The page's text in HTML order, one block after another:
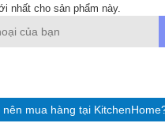
nhất cho sản phẩm này.
nên mua hàng tại